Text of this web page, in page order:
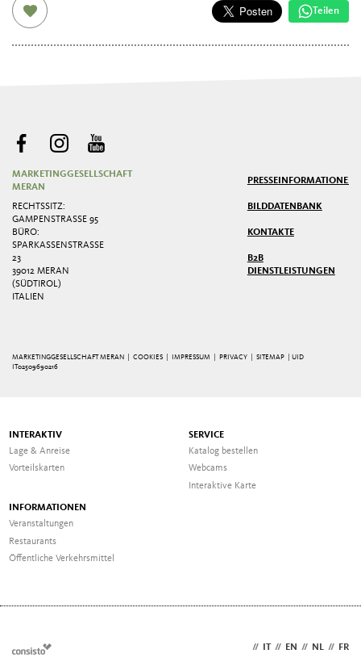
Teilen
MARKETINGGESELLSCHAFT
MERAN
RECHTSSITZ:
GAMPENSTRASSE 95
BÜRO:
SPARKASSENSTRASSE 2
3
39012 MERAN
(SÜDTIROL)
ITALIEN
PRESSEINFORMATIONEN
BILDDATENBANK
KONTAKTE
B2B
DIENSTLEISTUNGEN
MARKETINGGESELLSCHAFT MERAN | COOKIES IMPRESSUM PRIVACY |SITEMAP
| UID
IT02509690216
INTERAKTIV
Lage & Anreise
Vorteilskarten
SERVICE
Katalog bestellen
Webcams
Interaktive Karte
INFORMATIONEN
Veranstaltungen
Restaurants
Öffentliche Verkehrsmittel
// IT // EN // NL // FR